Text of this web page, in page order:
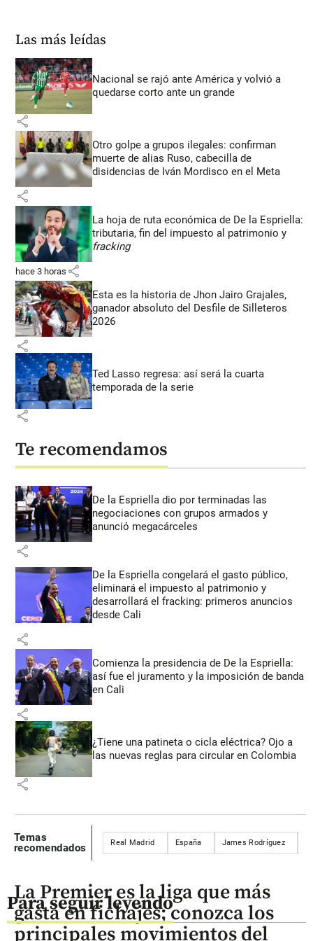
Las más leídas
Nacional se rajó ante América y volvió a
quedarse corto ante un grande
share
Otro golpe a grupos ilegales: confirman
muerte de alias Ruso, cabecilla de
disidencias de Iván Mordisco en el Meta
share
La hoja de ruta económica de De la Espriella:
tributaria, fin del impuesto al patrimonio y
fracking
hace 3 horas share
Esta es la historia de Jhon Jairo Grajales,
ganador absoluto del Desfile de Silleteros
2026
share
Ted Lasso regresa: así será la cuarta
temporada de la serie
share
Te recomendamos
De la Espriella dio por terminadas las
negociaciones con grupos armados y
anunció megacárceles
share
De la Espriella congelará el gasto público,
eliminará el impuesto al patrimonio y
desarrollará el fracking: primeros anuncios
desde Cali
share
Comienza la presidencia de De la Espriella:
así fue el juramento y la imposición de banda
en Cali
share
¿Tiene una patineta o cicla eléctrica? Ojo a
las nuevas reglas para circular en Colombia
share
Temas
recomendados
Real Madrid España James Rodríguez
Para seguir leyendo
La Premier es la liga que más
gasta en fichajes; conozca los
principales movimientos del